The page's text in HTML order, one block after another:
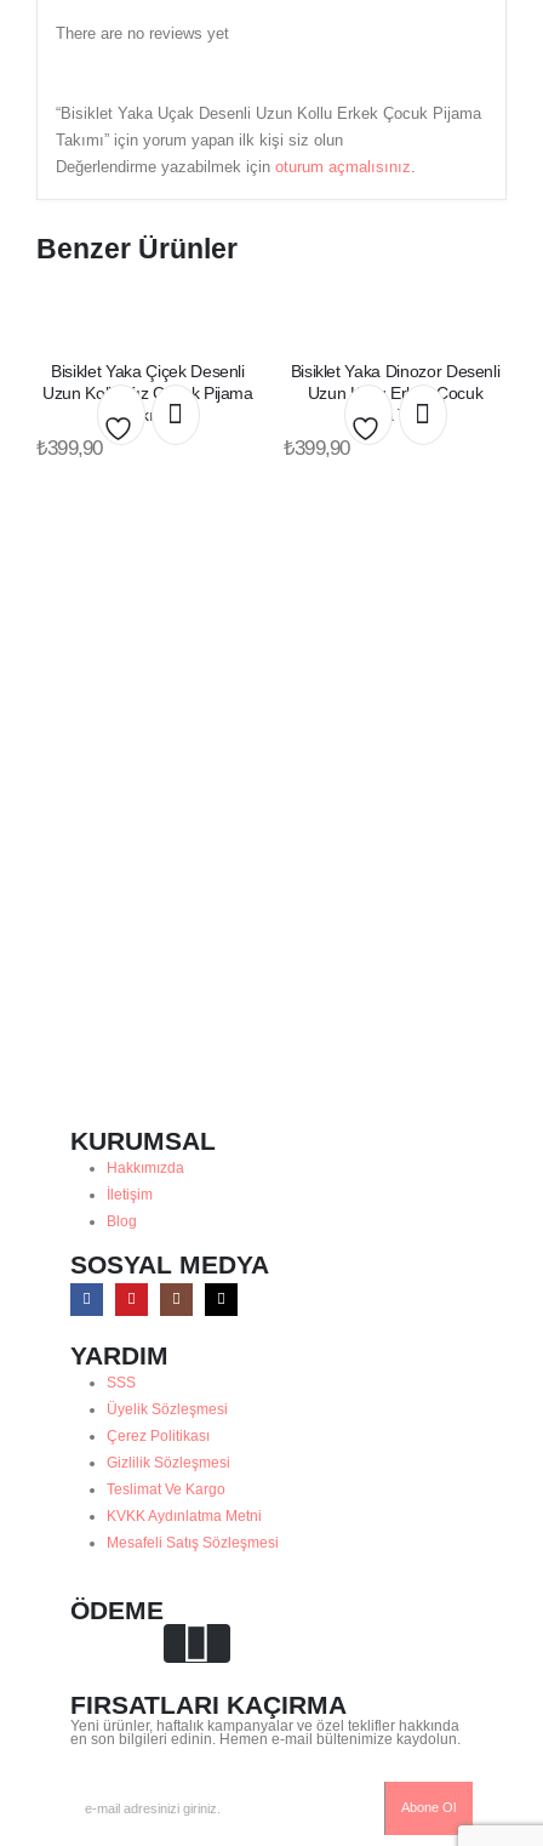
There are no reviews yet
“Bisiklet Yaka Uçak Desenli Uzun Kollu Erkek Çocuk Pijama
Takımı” için yorum yapan ilk kişi siz olun
Değerlendirme yazabilmek için oturum açmalısınız.
Benzer Ürünler
Bisiklet Yaka Çiçek Desenli
Uzun Kollu Kız Çocuk Pijama
Takımı
₺399,90
Bisiklet Yaka Dinozor Desenli
Uzun Kollu Erkek Çocuk
Pijama Takımı
₺399,90
KURUMSAL
Hakkımızda
İletişim
Blog
SOSYAL MEDYA
YARDIM
SSS
Üyelik Sözleşmesi
Çerez Politikası
Gizlilik Sözleşmesi
Teslimat Ve Kargo
KVKK Aydınlatma Metni
Mesafeli Satış Sözleşmesi
ÖDEME
FIRSATLARI KAÇIRMA
Yeni ürünler, haftalık kampanyalar ve özel teklifler hakkında
en son bilgileri edinin. Hemen e-mail bültenimize kaydolun.